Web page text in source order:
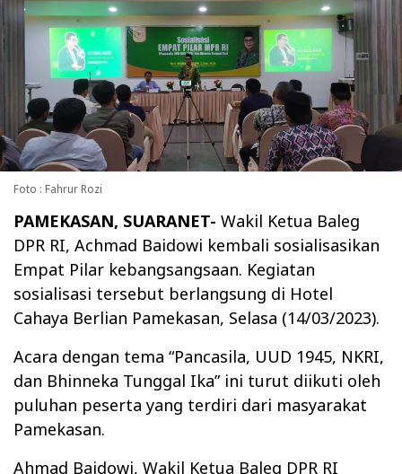
Foto : Fahrur Rozi
PAMEKASAN, SUARANET- Wakil Ketua Baleg
DPR RI, Achmad Baidowi kembali sosialisasikan
Empat Pilar kebangsangsaan. Kegiatan
sosialisasi tersebut berlangsung di Hotel
Cahaya Berlian Pamekasan, Selasa (14/03/2023).
Acara dengan tema “Pancasila, UUD 1945, NKRI,
dan Bhinneka Tunggal Ika” ini turut diikuti oleh
puluhan peserta yang terdiri dari masyarakat
Pamekasan.
Ahmad Baidowi, Wakil Ketua Baleg DPR RI